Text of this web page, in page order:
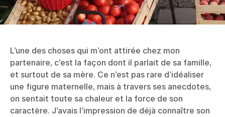
L’une des choses qui m’ont attirée chez mon
partenaire, c’est la façon dont il parlait de sa famille,
et surtout de sa mère. Ce n’est pas rare d’idéaliser
une figure maternelle, mais à travers ses anecdotes,
on sentait toute sa chaleur et la force de son
caractère. J’avais l’impression de déjà connaître son